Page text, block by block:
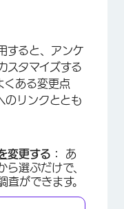
すると、アンケ
スタマイズする
くある変更点
のリンクととも
変更する：
あ
ら選ぶだけで、
査ができます。